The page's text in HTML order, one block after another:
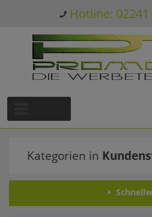
Hotline: 02241
Kategorien in